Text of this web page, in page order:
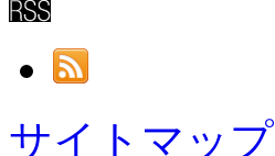
サイトマップ